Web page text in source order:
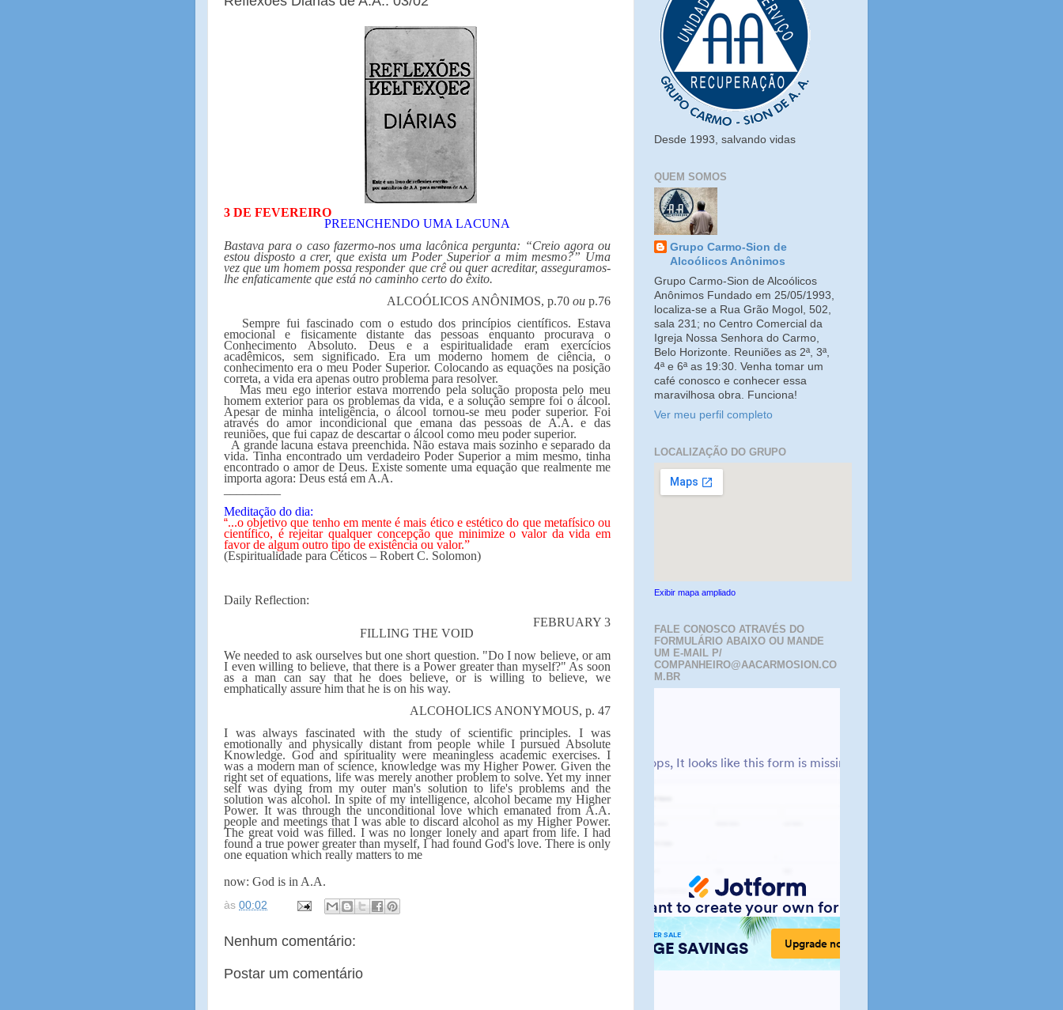
3 DE FEVEREIRO
PREENCHENDO UMA LACUNA
Bastava para o caso fazermo-nos uma lacônica pergunta: “Creio agora ou
estou disposto a crer, que exista um Poder Superior a mim mesmo?” Uma
vez que um homem possa responder que crê ou quer acreditar, asseguramos-
lhe enfaticamente que está no caminho certo do êxito.
ALCOÓLICOS ANÔNIMOS, p.70 oup.76
Sempre fui fascinado com o estudo dos princípios científicos. Estava
emocional e fisicamente distante das pessoas enquanto procurava o
Conhecimento Absoluto. Deus e a espiritualidade eram exercícios
acadêmicos, sem significado. Era um moderno homem de ciência, o
conhecimento era o meu Poder Superior. Colocando as equações na posição
correta, a vida era apenas outro problema para resolver.
Mas meu ego interior estava morrendo pela solução proposta pelo meu
homem exterior para os problemas da vida, e a solução sempre foi o álcool.
Apesar de minha inteligência, o álcool tornou-se meu poder superior. Foi
através do amor incondicional que emana das pessoas de A.A. e das
reuniões, que fui capaz de descartar o álcool como meu poder superior.
A grande lacuna estava preenchida. Não estava mais sozinho e separado da
vida. Tinha encontrado um verdadeiro Poder Superior a mim mesmo, tinha
encontrado o amor de Deus. Existe somente uma equação que realmente me
importa agora: Deus está em A.A.
_________
Meditação do dia:
“...o objetivo que tenho em mente é mais ético e estético do que metafísico ou
científico, é rejeitar qualquer concepção que minimize o valor da vida em
favor de algum outro tipo de existência ou valor.”
(Espiritualidade para Céticos – Robert C. Solomon)
Daily Reflection:
FEBRUARY 3
FILLING THE VOID
We needed to ask ourselves but one short question. "Do I now believe, or am
I even willing to believe, that there is a Power greater than myself?" As soon
as a man can say that he does believe, or is willing to believe, we
emphatically assure him that he is on his way.
ALCOHOLICS ANONYMOUS, p. 47
I was always fascinated with the study of scientific principles. I was
emotionally and physically distant from people while I pursued Absolute
Knowledge. God and spirituality were meaningless academic exercises. I
was a modern man of science, knowledge was my Higher Power. Given the
right set of equations, life was merely another problem to solve. Yet my inner
self was dying from my outer man's solution to life's problems and the
solution was alcohol. In spite of my intelligence, alcohol became my Higher
Power. It was through the unconditional love which emanated from A.A.
people and meetings that I was able to discard alcohol as my Higher Power.
The great void was filled. I was no longer lonely and apart from life. I had
found a true power greater than myself, I had found God's love. There is only
one equation which really matters to me
now: God is in A.A.
às 00:02
Nenhum comentário:
Postar um comentário
Desde 1993, salvando vidas
QUEM SOMOS
Grupo Carmo-Sion de
Alcoólicos Anônimos
Grupo Carmo-Sion de Alcoólicos
Anônimos Fundado em 25/05/1993,
localiza-se a Rua Grão Mogol, 502,
sala 231; no Centro Comercial da
Igreja Nossa Senhora do Carmo,
Belo Horizonte. Reuniões as 2ª, 3ª,
4ª e 6ª as 19:30. Venha tomar um
café conosco e conhecer essa
maravilhosa obra. Funciona!
Ver meu perfil completo
LOCALIZAÇÃO DO GRUPO
Exibir mapa ampliado
FALE CONOSCO ATRAVÉS DO
FORMULÁRIO ABAIXO OU MANDE
UM E-MAIL P/
COMPANHEIRO@AACARMOSION.CO
M.BR